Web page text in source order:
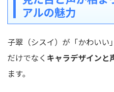
アルの魅力
子翠（シスイ）が「かわいい
だけでなく キャラデザインと
ます。